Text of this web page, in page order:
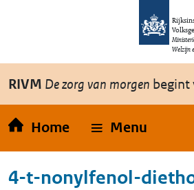
Overslaan en naar de inhoud gaan
Welzijn
RIVM De zorg van morgen begint
Home Menu
4-t-nonylfenol-